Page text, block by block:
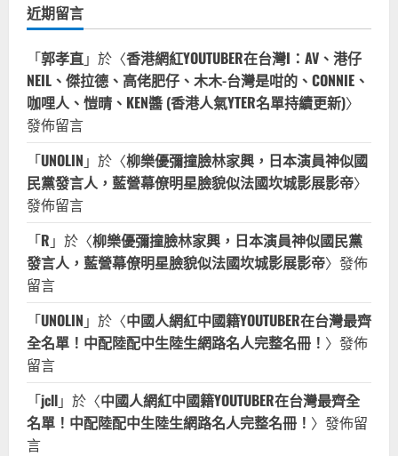
近期留言
「郭孝直」於〈香港網紅YOUTUBER在台灣I：AV、港仔
NEIL、傑拉德、高佬肥仔、木木-台灣是咁的、CONNIE、
咖哩人、愷晴、KEN醬 (香港人氣YTER名單持續更新)〉
發佈留言
「UNOLIN 」於〈柳樂優彌撞臉林家興，日本演員神似國
民黨發言人，藍營幕僚明星臉貌似法國坎城影展影帝〉
發佈留言
「R 」於〈柳樂優彌撞臉林家興，日本演員神似國民黨
發言人，藍營幕僚明星臉貌似法國坎城影展影帝〉發佈
留言
「UNOLIN 」於〈中國人網紅中國籍YOUTUBER在台灣最齊
全名單！中配陸配中生陸生網路名人完整名冊！ 〉發佈
留言
「jcll」於〈中國人網紅中國籍YOUTUBER在台灣最齊全
名單！中配陸配中生陸生網路名人完整名冊！ 〉發佈留
言